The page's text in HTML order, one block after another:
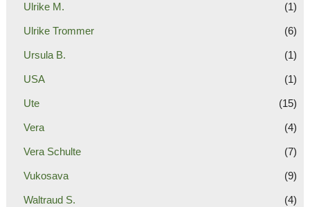
Ulrike M. (1)
Ulrike Trommer (6)
Ursula B. (1)
USA (1)
Ute (15)
Vera (4)
Vera Schulte (7)
Vukosava (9)
Waltraud S. (4)